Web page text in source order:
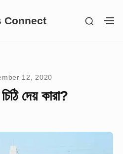
Connect
SHOW
12, 2020
দেয় কারা?